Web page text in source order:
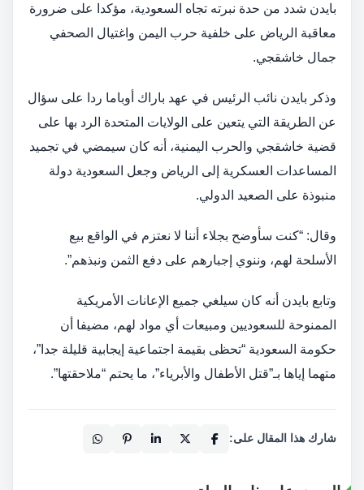
بايدن شدد من حدة نبرته تجاه السعودية، مؤكدا على ضرورة
معاقبة الرياض على خلفية حرب اليمن واغتيال الصحفي
جمال خاشقجي.
وذكر بايدن نائب الرئيس في عهد باراك أوباما ردا على سؤال
عن الطريقة التي يتعين على الولايات المتحدة الرد بها على
قضية خاشقجي والحرب اليمنية، أنه كان سيمضي في تجميد
المساعدات العسكرية إلى الرياض وجعل السعودية دولة
منبوذة على الصعيد الدولي.
وقال: “كنت سأوضح بجلاء أننا لا نعتزم في الواقع بيع
الأسلحة لهم، وننوي إجبارهم على دفع الثمن ونبذهم”.
وتابع بايدن أنه كان سيلغي جميع الإعانات الأمريكية
الممنوحة للسعوديين ومبيعات أي مواد لهم، مضيفا أن
حكومة السعودية “تحظى بقيمة اجتماعية إيجابية قليلة جدا”،
متهما إياها بـ”قتل الأطفال والأبرياء”، ما يحتم “ملاحقتها”.
شارك هذا المقال على: